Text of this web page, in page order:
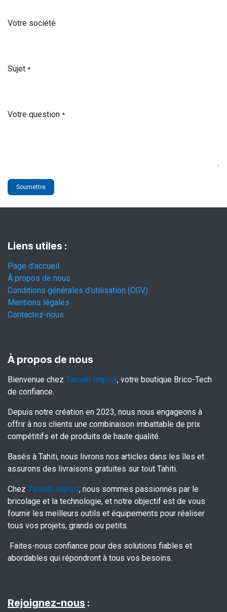
Votre société
Sujet *
Votre question *
Soumettre
Liens utiles :
Page d'accueil
À propos de nous
Conditions générales d'utilisation (CGV).
Mentions légales
Contactez-nous
À propos de nous
Bienvenue chez Tamaki Import, votre boutique Brico-Tech
de confiance.
Depuis notre création en 2023, nous nous engageons à
offrir à nos clients une combinaison imbattable de prix
compétitifs et de produits de haute qualité.
Basés à Tahiti, nous livrons nos articles dans les îles et
assurons des livraisons gratuites sur tout Tahiti.
Chez Tamaki Import, nous sommes passionnés par le
bricolage et la technologie, et notre objectif est de vous
fournir les meilleurs outils et équipements pour réaliser
tous vos projets, grands ou petits.
Faites-nous confiance pour des solutions fiables et
abordables qui répondront à tous vos besoins.
Rejoignez-nous :